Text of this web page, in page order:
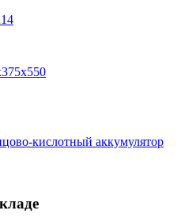
кислотный аккумулятор